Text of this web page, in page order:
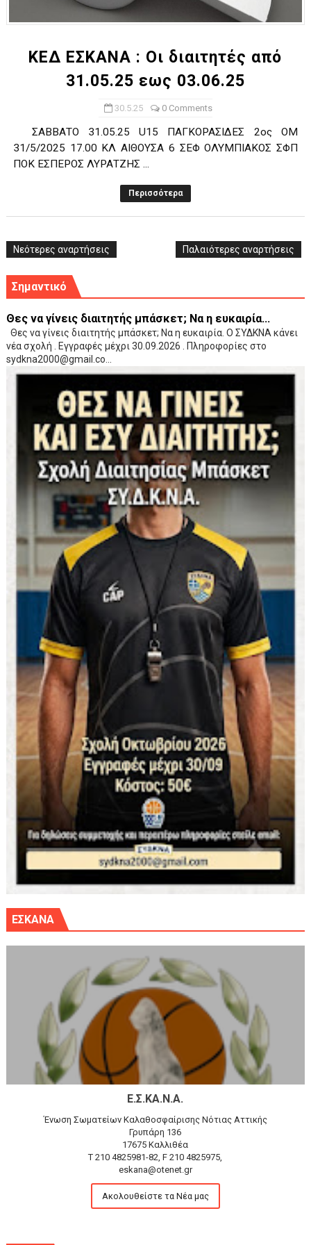
ΧΡΟΝΙΑ ΠΟΛΛΑ ΣΤΟ ΕΛΛΗΝΙΚΟ ΜΠΑΣΚΕΤ : 39Η ΕΠΕΤΕΙΟΣ ΑΠΟ
Ο δρόμος για τον 29ο τελικό κυπέλλου ανδρών ΕΣΚΑΝΑ
U21: Τεράστια πρόκριση για τον Πανελευσινιακό στον
Γ΄ανδρών play offs : "Σκληρό" καρύδι η Φιλία Περάματος
Play off B εφήβων Β φάση Στο f4 ΑΕ Ρέντη, Πέρα , Ερμής
ΚΕΔ ΕΣΚΑΝΑ : Οι διαιτητές από
31.05.25 εως 03.06.25
30.5.25 0 Comments
ΣΑΒΒΑΤΟ 31.05.25 U15 ΠΑΓΚΟΡΑΣΙΔΕΣ 2ος ΟΜ
31/5/2025 17.00 ΚΛ ΑΙΘΟΥΣΑ 6 ΣΕΦ ΟΛΥΜΠΙΑΚΟΣ ΣΦΠ
ΠΟΚ ΕΣΠΕΡΟΣ ΛΥΡΑΤΖΗΣ ...
Περισσότερα
Νεότερες αναρτήσεις Παλαιότερες αναρτήσεις
Σημαντικό
Θες να γίνεις διαιτητής μπάσκετ; Να η ευκαιρία...
Θες να γίνεις διαιτητής μπάσκετ; Να η ευκαιρία. Ο ΣΥΔΚΝΑ κάνει
νέα σχολή . Εγγραφές μέχρι 30.09.2026 . Πληροφορίες στο
sydkna2000@gmail.co...
ΕΣΚΑΝΑ
Ε.Σ.ΚΑ.Ν.Α.
Ένωση Σωματείων Καλαθοσφαίρισης Νότιας Αττικής
Γρυπάρη 136
17675 Καλλιθέα
T 210 4825981-82, F 210 4825975,
eskana@otenet.gr
Ακολουθείστε τα Νέα μας